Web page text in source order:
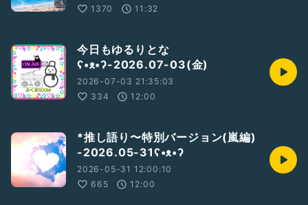
1370
11:32
今日もゆるりとな
ʕ•ᴥ•ʔ-2026.07-03(金)
2026-07-03 21:35:03
334
12:00
*推し語り〜特別バージョン(嵐編)
-2026.05-31ʕ•ᴥ•ʔ
2026-05-31 12:00:10
665
12:00